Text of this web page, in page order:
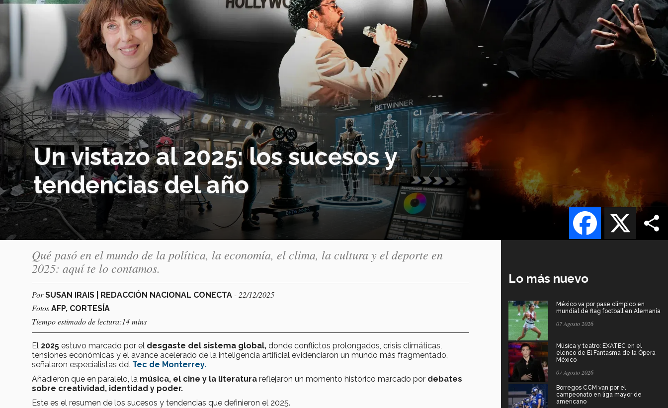
Un vistazo al 2025: los sucesos y
tendencias del año
X
Facebook
Qué pasó en el mundo de la política, la economía, el clima, la cultura y el deporte en
2025: aquí te lo contamos.
PorSUSAN IRAIS | REDACCIÓN NACIONAL CONECTA - 22/12/2025
Fotos AFP, CORTESÍA
Tiempo estimado de lectura:14 mins
El 2025 estuvo marcado por el desgaste del sistema global, donde conflictos prolongados, crisis climáticas,
tensiones económicas y el avance acelerado de la inteligencia artificial evidenciaron un mundo más fragmentado,
señalaron especialistas del Tec de Monterrey.
Añadieron que en paralelo, la música, el cine y la literatura reflejaron un momento histórico marcado por debates
sobre creatividad, identidad y poder.
Este es el resumen de los sucesos y tendencias que definieron el 2025.
Lo más nuevo
México va por pase olímpico en
mundial de flag football en Alemania
07 Agosto 2026
Música y teatro: EXATEC en el
elenco de El Fantasma de la Ópera
México
07 Agosto 2026
Borregos CCM van por el
campeonato en liga mayor de
americano